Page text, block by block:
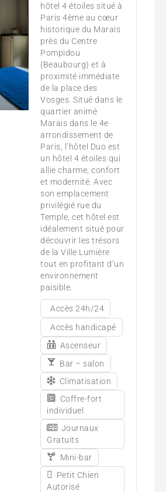
hôtel 4 étoiles situé à
Paris 4ème au cœur
historique du Marais
près du Centre
Pompidou
(Beaubourg) et à
proximité immédiate
de la place des
Vosges. Situé dans le
quartier animé
Marais dans le 4e
arrondissement de
Paris, l’hôtel Duo est
un hôtel 4 étoiles qui
allie charme, confort
et modernité. Avec
son emplacement
privilégié rue du
Temple, cet hôtel est
idéalement situé pour
découvrir les trésors
de la Ville Lumière
tout en profitant d’un
environnement
paisible.
Accès 24h/24
Accès handicapé
Ascenseur
Bar – salon
Climatisation
Coffre-fort
individuel
Journaux
Gratuits
Mini-bar
Petit Chien
Autorisé